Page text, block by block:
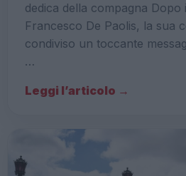
dedica della compagna Dopo
Francesco De Paolis, la sua
condiviso un toccante
…
Leggi l’articolo →